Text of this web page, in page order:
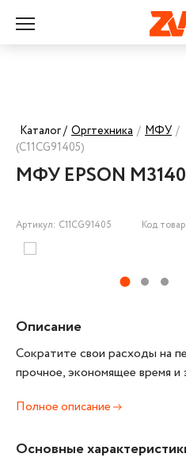
Каталог / Оргтехника / МФУ /
(C11CG91405)
МФУ EPSON M3140
Артикул: C11CG91405 Код
Описание
Сократите свои расходы на
прочное, экономящее время
Полное описание
Основные